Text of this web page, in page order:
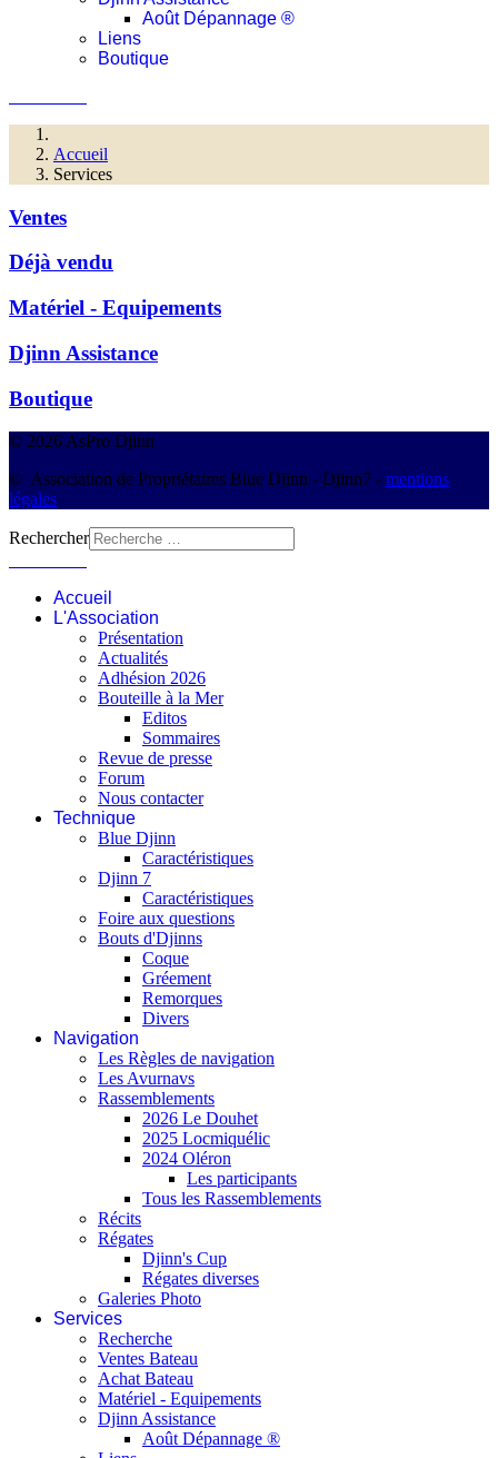
Août Dépannage ®
Liens
Boutique
Accueil
Services
Ventes
Déjà vendu
Matériel - Equipements
Djinn Assistance
Boutique
© 2026 AsPro Djinn
© Association de Propriétaires Blue Djinn - Djinn7 - mentions
légales
Rechercher
Accueil
L'Association
Présentation
Actualités
Adhésion 2026
Bouteille à la Mer
Editos
Sommaires
Revue de presse
Forum
Nous contacter
Technique
Blue Djinn
Caractéristiques
Djinn 7
Caractéristiques
Foire aux questions
Bouts d'Djinns
Coque
Gréement
Remorques
Divers
Navigation
Les Règles de navigation
Les Avurnavs
Rassemblements
2026 Le Douhet
2025 Locmiquélic
2024 Oléron
Les participants
Tous les Rassemblements
Récits
Régates
Djinn's Cup
Régates diverses
Galeries Photo
Services
Recherche
Ventes Bateau
Achat Bateau
Matériel - Equipements
Djinn Assistance
Août Dépannage ®